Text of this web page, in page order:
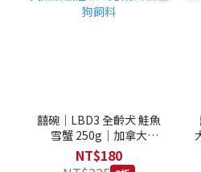
囍碗｜LBD3 全齡犬 鮭魚
雪蟹 250g｜加拿大
Loveabowl 天然無穀糧
250克 成犬 無穀狗飼料
NT$180